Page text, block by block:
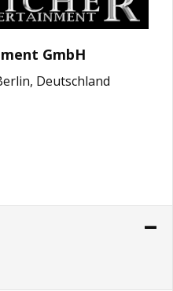
GmbH
Deutschland